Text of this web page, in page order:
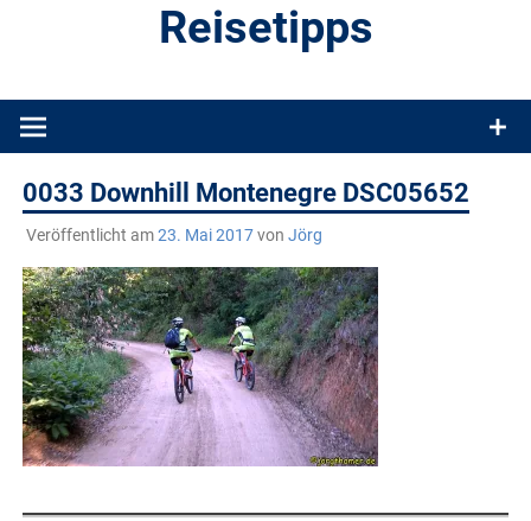
Reisetipps
Produkttests und Buchrezensionen. Ein Blog für alle, die gern
0033 Downhill Montenegre DSC05652
Veröffentlicht am23. Mai 2017von Jörg